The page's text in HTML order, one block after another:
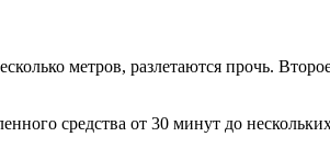
метров, разлетаются прочь.
средства от 30 минут до